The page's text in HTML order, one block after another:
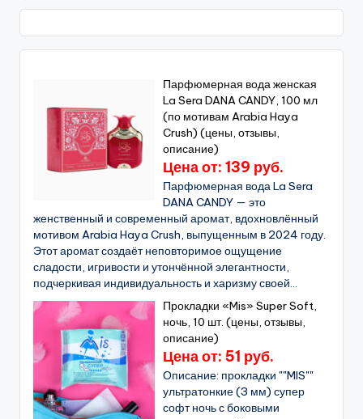
Парфюмерная вода женская
La Sera DANA CANDY, 100 мл
(по мотивам Arabia Haya
Crush) (цены, отзывы,
описание)
Цена от: 139 руб.
Парфюмерная вода La Sera
DANA CANDY — это
женственный и современный аромат, вдохновлённый
мотивом Arabia Haya Crush, выпущенным в 2024 году.
Этот аромат создаёт неповторимое ощущение
сладости, игривости и утончённой элегантности,
подчеркивая индивидуальность и харизму своей...
Прокладки «Mis» Super Soft,
ночь, 10 шт. (цены, отзывы,
описание)
Цена от: 51 руб.
Описание: прокладки ""MIS""
ультратонкие (3 мм) супер
софт ночь с боковыми